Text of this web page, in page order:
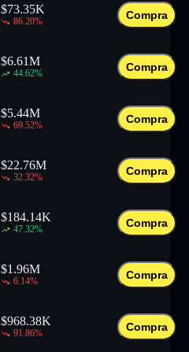
$73.35K
86.20%
Compra
$6.61M
44.62%
Compra
$5.44M
69.52%
Compra
$22.76M
32.32%
Compra
$184.14K
47.32%
Compra
$1.96M
6.14%
Compra
$968.38K
91.86%
Compra